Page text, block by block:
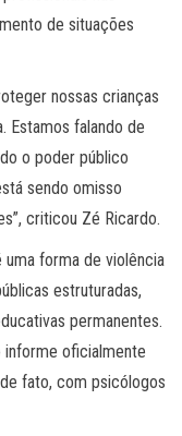
de situações
nossas crianças
Estamos falando de
o poder público
sendo omisso
criticou Zé Ricardo.
uma forma de violência
estruturadas,
permanentes.
informe oficialmente
fato, com psicólogos